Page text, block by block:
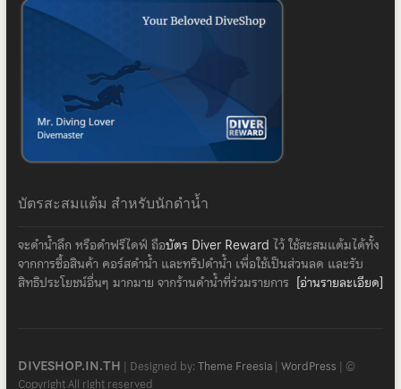
บัตรสะสมแต้ม สำหรับนักดำน้ำ
จะดำน้ำลึก หรือดำฟรีไดฟ์ ถือบัตร Diver Reward ไว้ ใช้สะสมแต้มได้ทั้ง
จากการซื้อสินค้า คอร์สดำน้ำ และทริปดำน้ำ เพื่อใช้เป็นส่วนลด และรับ
สิทธิประโยชน์อื่นๆ มากมาย จากร้านดำน้ำที่ร่วมรายการ [อ่านรายละเอียด]
DIVESHOP.IN.TH | Designed by: Theme Freesia| WordPress | ©
Copyright All right reserved